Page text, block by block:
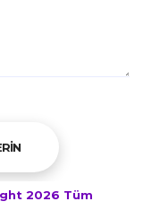
2026 Tüm